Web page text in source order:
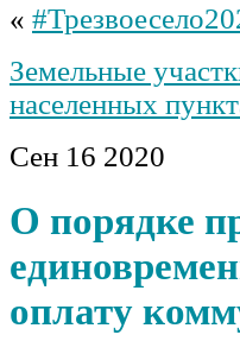
«
Земельные
населенных
Сен 16 2020
О порядке
оплату